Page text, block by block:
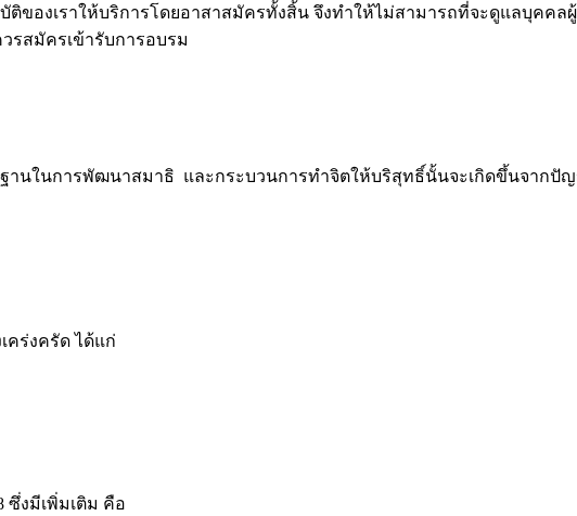
ของเราให้บริการโดยอาสาสมัครทั้งสิ้น จึงทำให้ไม่สามารถที่จะดูแลบุคคล
รสมัครเข้ารับการอบรม
นในการพัฒนาสมาธิ และกระบวนการทำจิตให้บริสุทธิ์นั้นจะเกิดขึ้นจากปั
ร่งครัด ได้แก่
งมีเพิ่มเติม คือ